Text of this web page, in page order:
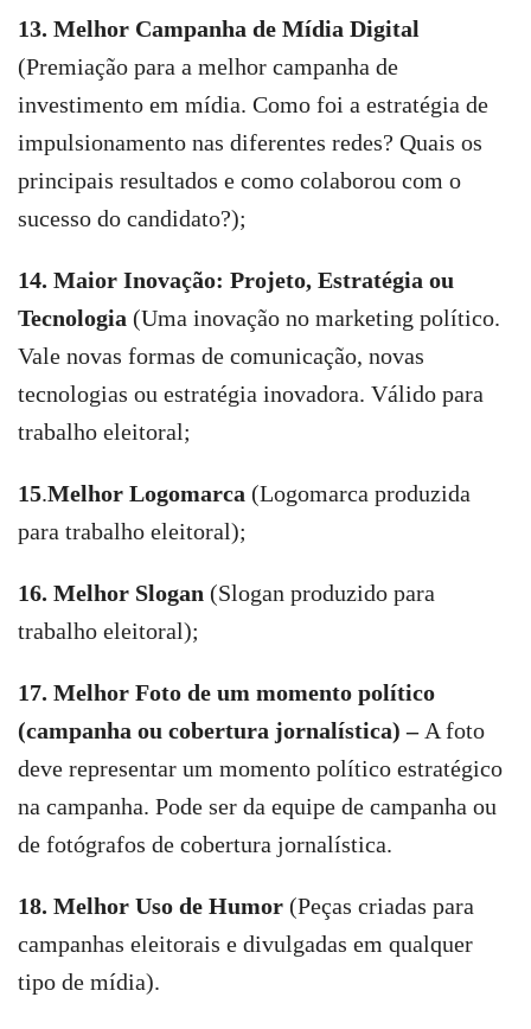
13. Melhor Campanha de Mídia Digital
(Premiação para a melhor campanha de
investimento em mídia. Como foi a estratégia de
impulsionamento nas diferentes redes? Quais os
principais resultados e como colaborou com o
sucesso do candidato?);
14. Maior Inovação: Projeto, Estratégia ou
Tecnologia (Uma inovação no marketing político.
Vale novas formas de comunicação, novas
tecnologias ou estratégia inovadora. Válido para
trabalho eleitoral;
15.Melhor Logomarca (Logomarca produzida
para trabalho eleitoral);
16. Melhor Slogan (Slogan produzido para
trabalho eleitoral);
17. Melhor Foto de um momento político
(campanha ou cobertura jornalística) – A foto
deve representar um momento político estratégico
na campanha. Pode ser da equipe de campanha ou
de fotógrafos de cobertura jornalística.
18. Melhor Uso de Humor (Peças criadas para
campanhas eleitorais e divulgadas em qualquer
tipo de mídia).